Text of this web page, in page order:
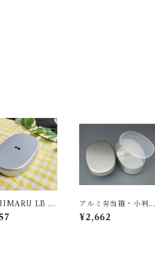
LB 小
アルミ弁当箱・小判型
内フタ付S
¥2,662